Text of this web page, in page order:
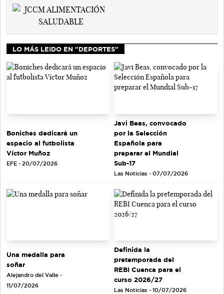
LO MÁS LEIDO EN "DEPORTES"
Boniches dedicará un
espacio al futbolista
Víctor Muñoz
EFE - 20/07/2026
Javi Beas, convocado
por la Selección
Española para
preparar el Mundial
Sub-17
Las Noticias - 07/07/2026
Una medalla para
soñar
Alejandro del Valle -
11/07/2026
Definida la
pretemporada del
REBI Cuenca para el
curso 2026/27
Las Noticias - 10/07/2026